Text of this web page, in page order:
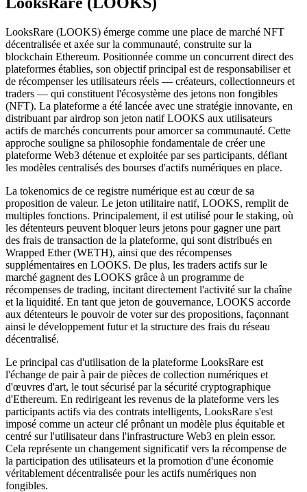
LooksRare (LOOKS) émerge comme une place de marché NFT
décentralisée et axée sur la communauté, construite sur la
blockchain Ethereum. Positionnée comme un concurrent direct des
plateformes établies, son objectif principal est de responsabiliser et
de récompenser les utilisateurs réels — créateurs, collectionneurs et
traders — qui constituent l'écosystème des jetons non fongibles
(NFT). La plateforme a été lancée avec une stratégie innovante, en
distribuant par airdrop son jeton natif LOOKS aux utilisateurs
actifs de marchés concurrents pour amorcer sa communauté. Cette
approche souligne sa philosophie fondamentale de créer une
plateforme Web3 détenue et exploitée par ses participants, défiant
les modèles centralisés des bourses d'actifs numériques en place.
La tokenomics de ce registre numérique est au cœur de sa
proposition de valeur. Le jeton utilitaire natif, LOOKS, remplit de
multiples fonctions. Principalement, il est utilisé pour le staking, où
les détenteurs peuvent bloquer leurs jetons pour gagner une part
des frais de transaction de la plateforme, qui sont distribués en
Wrapped Ether (WETH), ainsi que des récompenses
supplémentaires en LOOKS. De plus, les traders actifs sur le
marché gagnent des LOOKS grâce à un programme de
récompenses de trading, incitant directement l'activité sur la chaîne
et la liquidité. En tant que jeton de gouvernance, LOOKS accorde
aux détenteurs le pouvoir de voter sur des propositions, façonnant
ainsi le développement futur et la structure des frais du réseau
décentralisé.
Le principal cas d'utilisation de la plateforme LooksRare est
l'échange de pair à pair de pièces de collection numériques et
d'œuvres d'art, le tout sécurisé par la sécurité cryptographique
d'Ethereum. En redirigeant les revenus de la plateforme vers les
participants actifs via des contrats intelligents, LooksRare s'est
imposé comme un acteur clé prônant un modèle plus équitable et
centré sur l'utilisateur dans l'infrastructure Web3 en plein essor.
Cela représente un changement significatif vers la récompense de
la participation des utilisateurs et la promotion d'une économie
véritablement décentralisée pour les actifs numériques non
fongibles.